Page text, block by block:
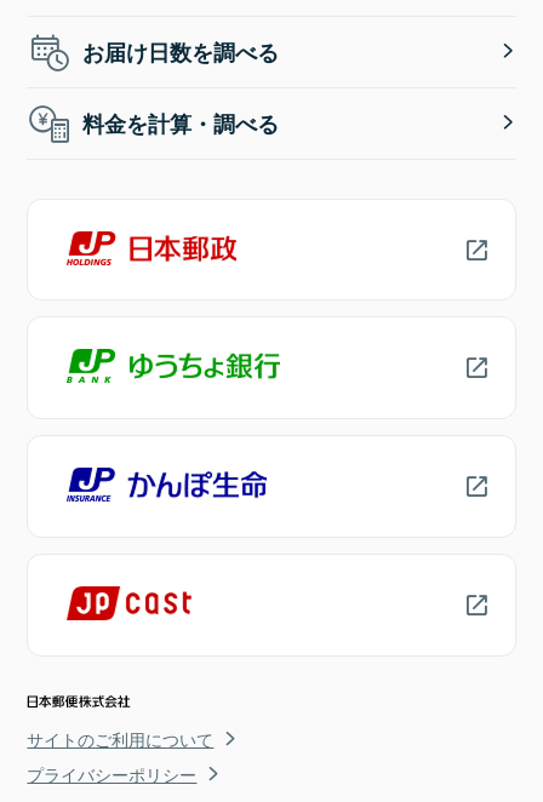
お届け日数を調べる
料金を計算・調べる
サイトのご利用について
プライバシーポリシー